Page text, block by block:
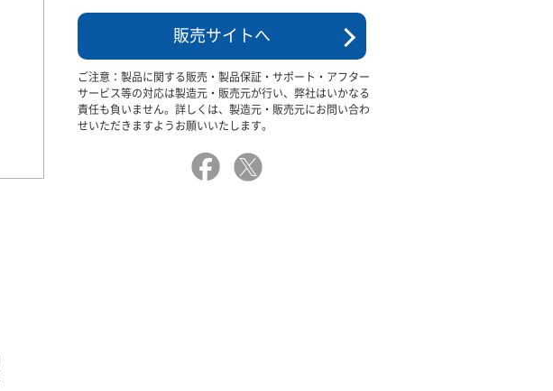
販売サイトへ
ご注意：製品に関する販売・製品保証・サポート・アフター
サービス等の対応は製造元・販売元が行い、弊社はいかなる
責任も負いません。詳しくは、製造元・販売元にお問い合わ
せいただきますようお願いいたします。